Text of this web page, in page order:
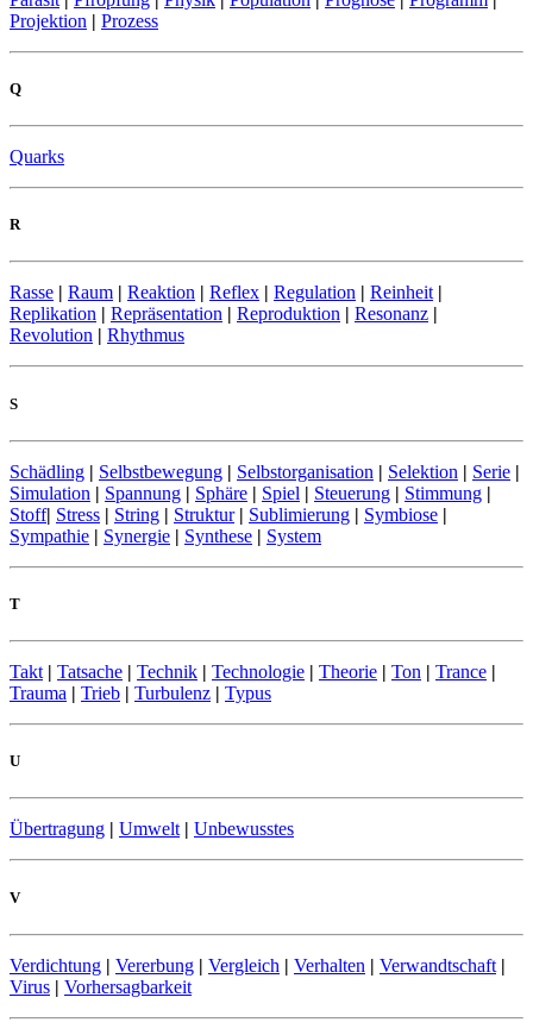
Projektion | Prozess
Q
Quarks
R
Rasse | Raum | Reaktion | Reflex | Regulation | Reinheit |
Replikation | Repräsentation | Reproduktion | Resonanz |
Revolution | Rhythmus
S
Schädling | Selbstbewegung | Selbstorganisation | Selektion | Serie |
Simulation | Spannung | Sphäre | Spiel | Steuerung | Stimmung |
Stoff| Stress | String | Struktur | Sublimierung | Symbiose |
Sympathie | Synergie | Synthese | System
T
Takt | Tatsache | Technik | Technologie | Theorie | Ton | Trance |
Trauma | Trieb | Turbulenz | Typus
U
Übertragung | Umwelt | Unbewusstes
V
Verdichtung | Vererbung | Vergleich | Verhalten | Verwandtschaft |
Virus | Vorhersagbarkeit